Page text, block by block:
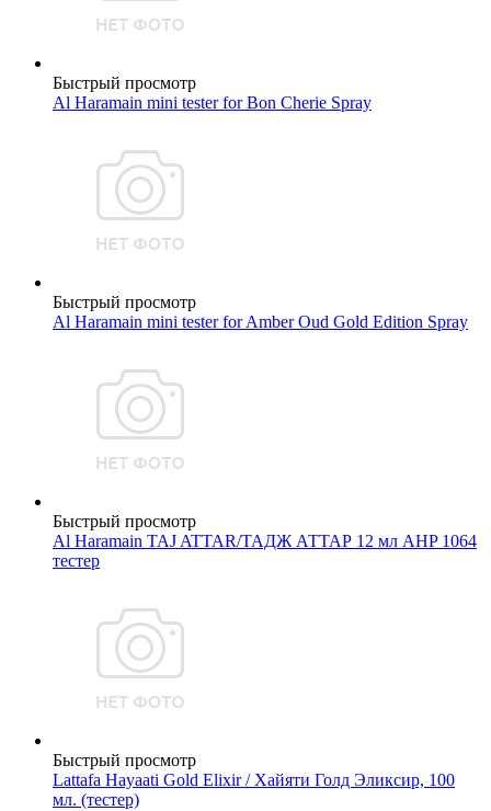
Быстрый просмотр
Al Haramain mini tester for Bon Cherie Spray
Быстрый просмотр
Al Haramain mini tester for Amber Oud Gold Edition Spray
Быстрый просмотр
Al Haramain TAJ ATTAR/ТАДЖ АТТАР 12 мл AHP 1064
тестер
Быстрый просмотр
Lattafa Hayaati Gold Elixir / Хайяти Голд Эликсир, 100
мл. (тестер)